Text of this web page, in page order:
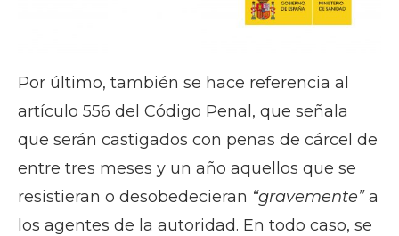
Por último, también se hace referencia al
artículo 556 del Código Penal, que señala
que serán castigados con penas de cárcel de
entre tres meses y un año aquellos que se
resistieran o desobedecieran “gravemente”a
los agentes de la autoridad. En todo caso, se